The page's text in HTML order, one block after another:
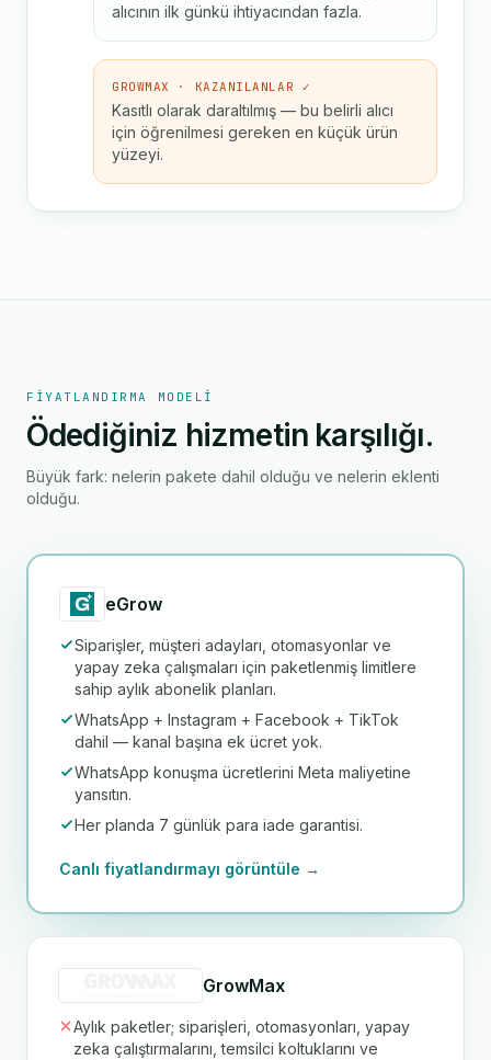
alıcının ilk günkü ihtiyacından fazla.
GROWMAX · KAZANILANLAR ✓
Kasıtlı olarak daraltılmış — bu belirli alıcı
için öğrenilmesi gereken en küçük ürün
yüzeyi.
FIYATLANDIRMA MODELI
Ödediğiniz hizmetin karşılığı.
Büyük fark: nelerin pakete dahil olduğu ve nelerin eklenti
olduğu.
eGrow
Siparişler, müşteri adayları, otomasyonlar ve
yapay zeka çalışmaları için paketlenmiş limitlere
sahip aylık abonelik planları.
WhatsApp + Instagram + Facebook + TikTok
dahil — kanal başına ek ücret yok.
WhatsApp konuşma ücretlerini Meta maliyetine
yansıtın.
Her planda 7 günlük para iade garantisi.
Canlı fiyatlandırmayı görüntüle →
GrowMax
Aylık paketler; siparişleri, otomasyonları, yapay
zeka çalıştırmalarını, temsilci koltuklarını ve